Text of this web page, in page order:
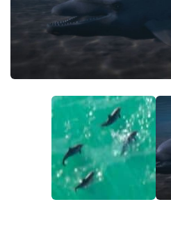
EN
DE
TR
PL